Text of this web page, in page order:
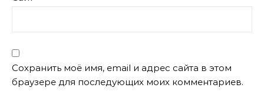
Сохранить моё имя, email и адрес сайта в этом
браузере для последующих моих комментариев.